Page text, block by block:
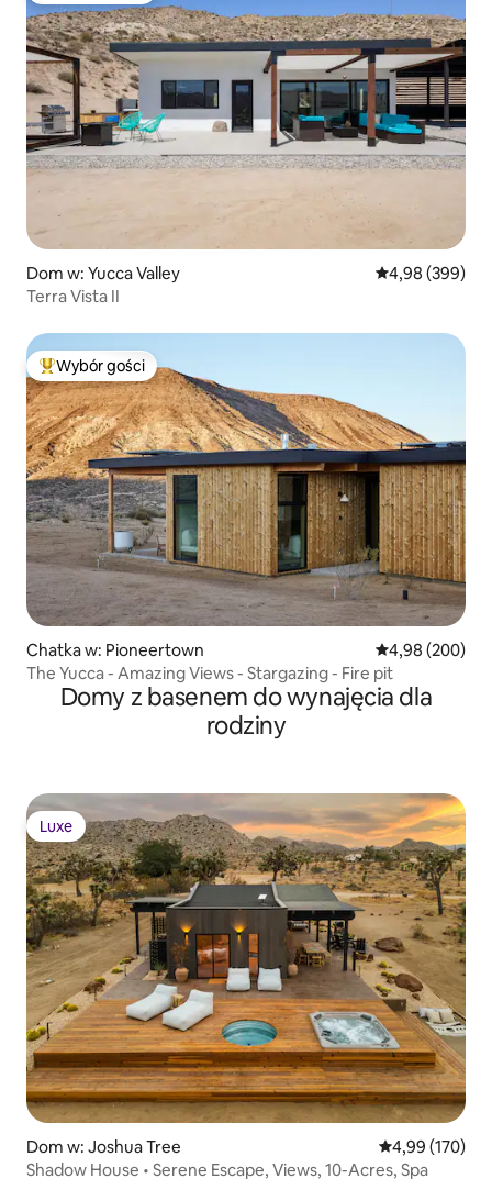
Dom w: Yucca Valley Średnia
4,98 (399)
Terra Vista II
Najpopularniejsze z kategorii Wybór gości
Wybór gości
Chatka w: Pioneertown Średnia
4,98 (200)
The Yucca - Amazing Views - Stargazing - Fire pit
Domy z basenem do wynajęcia dla
rodziny
Luxe
Luxe
Dom w: Joshua Tree Średnia
4,99 (170)
Shadow House • Serene Escape, Views, 10-Acres, Spa